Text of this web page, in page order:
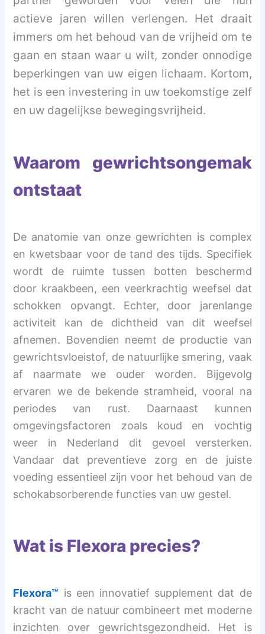
actieve jaren willen verlengen. Het draait
immers om het behoud van de vrijheid om te
gaan en staan waar u wilt, zonder onnodige
beperkingen van uw eigen lichaam. Kortom,
het is een investering in uw toekomstige zelf
en uw dagelijkse bewegingsvrijheid.
Waarom gewrichtsongemak
ontstaat
De anatomie van onze gewrichten is complex
en kwetsbaar voor de tand des tijds. Specifiek
wordt de ruimte tussen botten beschermd
door kraakbeen, een veerkrachtig weefsel dat
schokken opvangt. Echter, door jarenlange
activiteit kan de dichtheid van dit weefsel
afnemen. Bovendien neemt de productie van
gewrichtsvloeistof, de natuurlijke smering, vaak
af naarmate we ouder worden. Bijgevolg
ervaren we de bekende stramheid, vooral na
periodes van rust. Daarnaast kunnen
omgevingsfactoren zoals koud en vochtig
weer in Nederland dit gevoel versterken.
Vandaar dat preventieve zorg en de juiste
voeding essentieel zijn voor het behoud van de
schokabsorberende functies van uw gestel.
Wat is Flexora precies?
Flexora™ is een innovatief supplement dat de
kracht van de natuur combineert met moderne
inzichten over gewrichtsgezondheid. Het is